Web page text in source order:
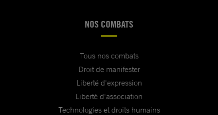
NOS COMBATS
Tous nos combats
Droit de manifester
Liberté d'expression
Liberté d'association
Technologies et droits humains